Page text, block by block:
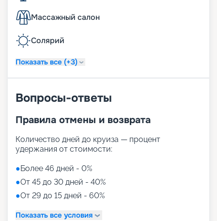
Массажный салон
Солярий
Показать все (+3)
Вопросы-ответы
Правила отмены и возврата
Количество дней до круиза — процент
удержания от стоимости:
●Более 46 дней - 0%
●От 45 до 30 дней - 40%
●От 29 до 15 дней - 60%
Показать все условия